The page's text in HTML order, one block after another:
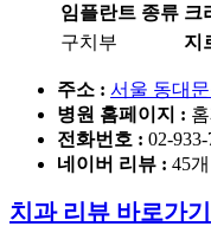
임플란트 종류 크
구치부
지
주소 : 서울 동대
병원 홈페이지 :
전화번호 : 02-
네이버 리뷰 : 45개
치과 리뷰 바로가기